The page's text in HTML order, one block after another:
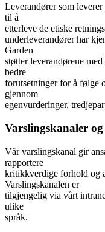
Leverandører som
til å
etterleve de etiske
underleverandører har
Garden
støtter leverandørene
bedre
forutsetninger for å følge
gjennom
egenvurderinger,
Varslingskanaler
Vår varslingskanal gir
rapportere
kritikkverdige forhold og
Varslingskanalen er
tilgjengelig via vårt
ulike
språk.